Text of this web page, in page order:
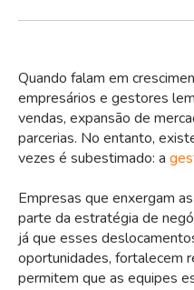
Quando falam em
empresários e gestores
vendas, expansão de
parcerias. No entanto,
vezes é subestimado: a
Empresas que enxergam
parte da estratégia de
já que esses
oportunidades, fortalecem
permitem que as equipes